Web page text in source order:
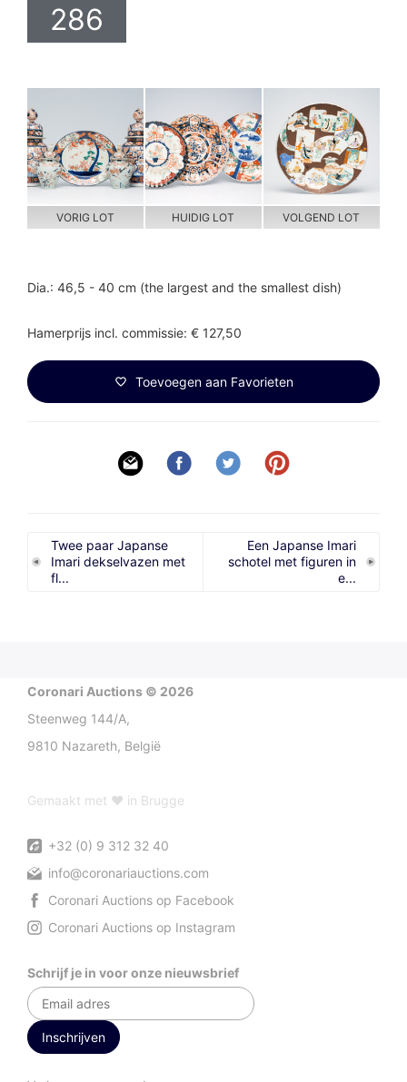
286
VORIG LOT HUIDIG LOT VOLGEND LOT
Dia.: 46,5 - 40 cm (the largest and the smallest dish)
Hamerprijs incl. commissie: € 127,50
Toevoegen aan Favorieten
Twee paar Japanse
Imari dekselvazen met
fl...
Een Japanse Imari
schotel met figuren in
e...
Coronari Auctions © 2026
Steenweg 144/A,
9810 Nazareth, België
Gemaakt met ♥ in Brugge
+32 (0) 9 312 32 40
info@coronariauctions.com
Coronari Auctions op Facebook
Coronari Auctions op Instagram
Schrijf je in voor onze nieuwsbrief